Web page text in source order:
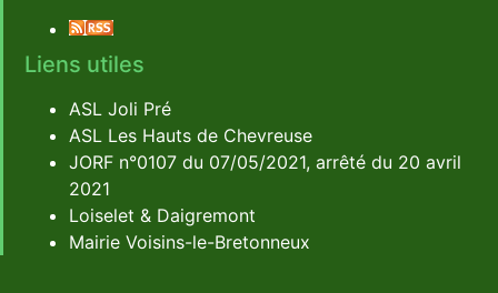
Liens utiles
ASL Joli Pré
ASL Les Hauts de Chevreuse
JORF n°0107 du 07/05/2021, arrêté du 20 avril
2021
Loiselet & Daigremont
Mairie Voisins-le-Bretonneux